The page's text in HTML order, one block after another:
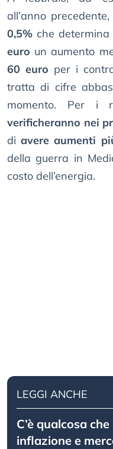
all’anno
0,5% che
euro un aumento
60 euro per i
tratta di cifre
momento. Per i
verificheranno nei
diavere aumenti
della guerra in
costo dell’energia.
LEGGI ANCHE
C’è qualcosa
inflazione e